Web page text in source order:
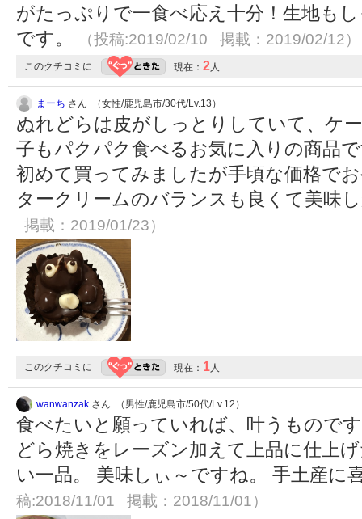
がたっぷりで一食べ応え十分！生地も
です。
（投稿:2019/02/10 掲載：2019/02/12）
このクチコミに 現在： 2人
まーち さん （女性/鹿児島市/30代/Lv.13）
ぬれどらは皮がしっとりしていて、ケ
子もパクパク食べるお気に入りの商品
初めて買ってみましたが手頃な価格で
タークリームのバランスも良くて美味
掲載：2019/01/23）
このクチコミに 現在： 1人
wanwanzak さん （男性/鹿児島市/50代/Lv.12）
食べたいと願っていれば、叶うもので
どら焼きをレーズン加えて上品に仕上
い一品。 美味しぃ～ですね。 手土産に
稿:2018/11/01 掲載：2018/11/01）